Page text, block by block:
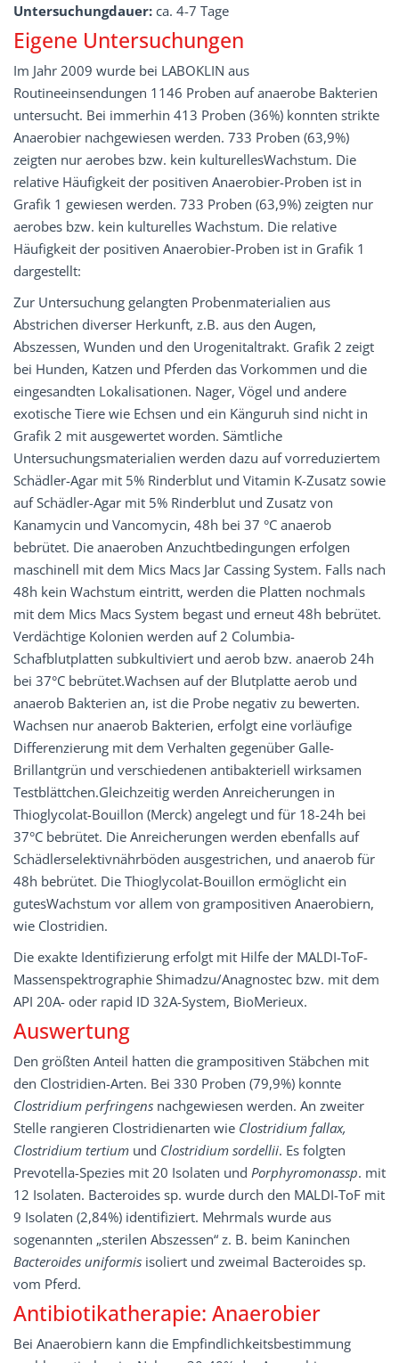
Untersuchungdauer: ca. 4-7 Tage
Eigene Untersuchungen
Im Jahr 2009 wurde bei LABOKLIN aus
Routineeinsendungen 1146 Proben auf anaerobe Bakterien
untersucht. Bei immerhin 413 Proben (36%) konnten strikte
Anaerobier nachgewiesen werden. 733 Proben (63,9%)
zeigten nur aerobes bzw. kein kulturellesWachstum. Die
relative Häufigkeit der positiven Anaerobier-Proben ist in
Grafik 1 gewiesen werden. 733 Proben (63,9%) zeigten nur
aerobes bzw. kein kulturelles Wachstum. Die relative
Häufigkeit der positiven Anaerobier-Proben ist in Grafik 1
dargestellt:
Zur Untersuchung gelangten Probenmaterialien aus
Abstrichen diverser Herkunft, z.B. aus den Augen,
Abszessen, Wunden und den Urogenitaltrakt. Grafik 2 zeigt
bei Hunden, Katzen und Pferden das Vorkommen und die
eingesandten Lokalisationen. Nager, Vögel und andere
exotische Tiere wie Echsen und ein Känguruh sind nicht in
Grafik 2 mit ausgewertet worden. Sämtliche
Untersuchungsmaterialien werden dazu auf vorreduziertem
Schädler-Agar mit 5% Rinderblut und Vitamin K-Zusatz sowie
auf Schädler-Agar mit 5% Rinderblut und Zusatz von
Kanamycin und Vancomycin, 48h bei 37 °C anaerob
bebrütet. Die anaeroben Anzuchtbedingungen erfolgen
maschinell mit dem Mics Macs Jar Cassing System. Falls nach
48h kein Wachstum eintritt, werden die Platten nochmals
mit dem Mics Macs System begast und erneut 48h bebrütet.
Verdächtige Kolonien werden auf 2 Columbia-
Schafblutplatten subkultiviert und aerob bzw. anaerob 24h
bei 37°C bebrütet.Wachsen auf der Blutplatte aerob und
anaerob Bakterien an, ist die Probe negativ zu bewerten.
Wachsen nur anaerob Bakterien, erfolgt eine vorläufige
Differenzierung mit dem Verhalten gegenüber Galle-
Brillantgrün und verschiedenen antibakteriell wirksamen
Testblättchen.Gleichzeitig werden Anreicherungen in
Thioglycolat-Bouillon (Merck) angelegt und für 18-24h bei
37°C bebrütet. Die Anreicherungen werden ebenfalls auf
Schädlerselektivnährböden ausgestrichen, und anaerob für
48h bebrütet. Die Thioglycolat-Bouillon ermöglicht ein
gutesWachstum vor allem von grampositiven Anaerobiern,
wie Clostridien.
Die exakte Identifizierung erfolgt mit Hilfe der MALDI-ToF-
Massenspektrographie Shimadzu/Anagnostec bzw. mit dem
API 20A- oder rapid ID 32A-System, BioMerieux.
Auswertung
Den größten Anteil hatten die grampositiven Stäbchen mit
den Clostridien-Arten. Bei 330 Proben (79,9%) konnte
Clostridium perfringens nachgewiesen werden. An zweiter
Stelle rangieren Clostridienarten wie Clostridium fallax,
Clostridium tertium und Clostridium sordellii. Es folgten
Prevotella-Spezies mit 20 Isolaten und Porphyromonassp. mit
12 Isolaten. Bacteroides sp. wurde durch den MALDI-ToF mit
9 Isolaten (2,84%) identifiziert. Mehrmals wurde aus
sogenannten „sterilen Abszessen“ z. B. beim Kaninchen
Bacteroides uniformis isoliert und zweimal Bacteroides sp.
vom Pferd.
Antibiotikatherapie: Anaerobier
Bei Anaerobiern kann die Empfindlichkeitsbestimmung